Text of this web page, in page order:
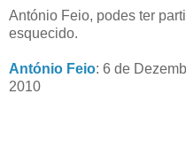
António Feio, podes ter
esquecido.
António Feio: 6 de
2010